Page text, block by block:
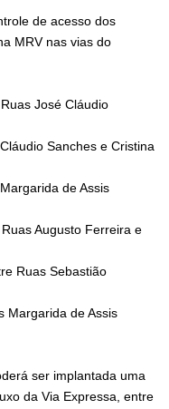
de acesso dos
MRV nas vias do
José Cláudio
Sanches e Cristina
de Assis
Augusto Ferreira e
Ruas Sebastião
Margarida de Assis
ser implantada uma
da Via Expressa, entre